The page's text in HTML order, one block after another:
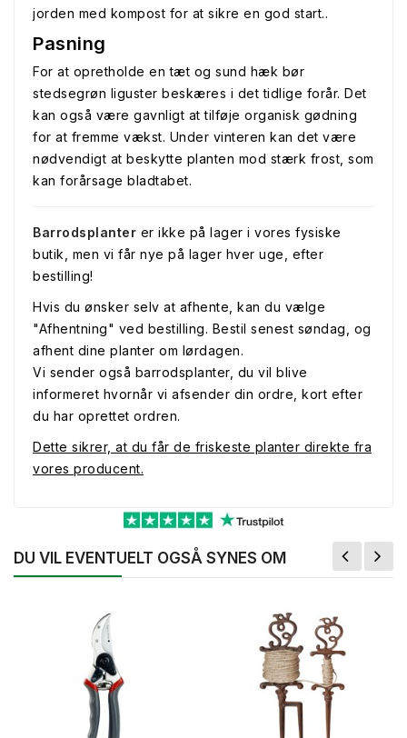
jorden med kompost for at sikre en god start..
Pasning
For at opretholde en tæt og sund hæk bør
stedsegrøn liguster beskæres i det tidlige forår. Det
kan også være gavnligt at tilføje organisk gødning
for at fremme vækst. Under vinteren kan det være
nødvendigt at beskytte planten mod stærk frost, som
kan forårsage bladtabet.
Barrodsplanter er ikke på lager i vores fysiske
butik, men vi får nye på lager hver uge, efter
bestilling!
Hvis du ønsker selv at afhente, kan du vælge
"Afhentning" ved bestilling. Bestil senest søndag, og
afhent dine planter om lørdagen.
Vi sender også barrodsplanter, du vil blive
informeret hvornår vi afsender din ordre, kort efter
du har oprettet ordren.
Dette sikrer, at du får de friskeste planter direkte fra
vores producent.
DU VIL EVENTUELT OGSÅ SYNES OM